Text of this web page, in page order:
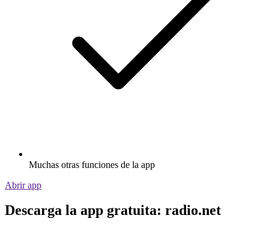
Muchas otras funciones de la app
Abrir app
Descarga la app gratuita: radio.net